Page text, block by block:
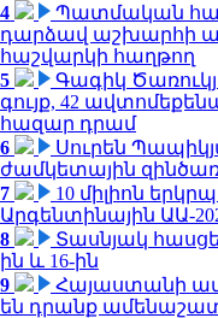
4
Պատմական
դարձավ աշխարհի
հաշվարկի հաղթող
5
Գագիկ
գույք, 42
հազար դրամ
6
Սուրեն
ժամկետային
7
10 միլիոն
Արգենտինային ԱԱ-
8
Տասնյակ
ին և 16-ին
9
Հայաստանի
են դրանք